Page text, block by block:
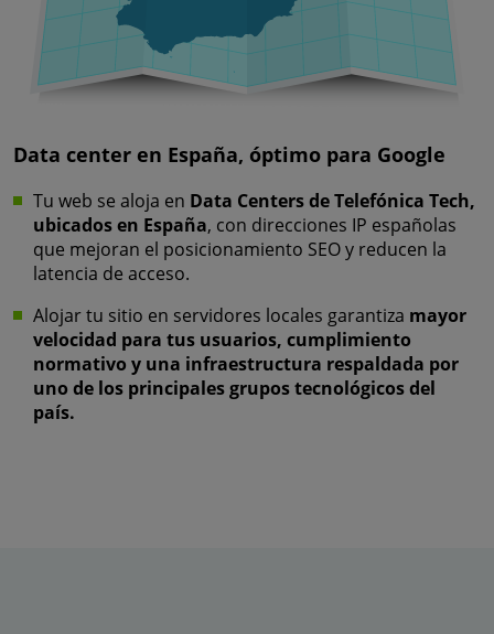
Data center en España, óptimo para Google
Tu web se aloja en Data Centers de Telefónica Tech,
ubicados en España, con direcciones IP españolas
que mejoran el posicionamiento SEO y reducen la
latencia de acceso.
Alojar tu sitio en servidores locales garantiza mayor
velocidad para tus usuarios, cumplimiento
normativo y una infraestructura respaldada por
uno de los principales grupos tecnológicos del
país.